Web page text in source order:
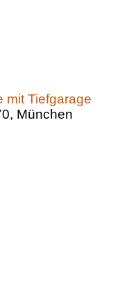
mit Tiefgarage
München